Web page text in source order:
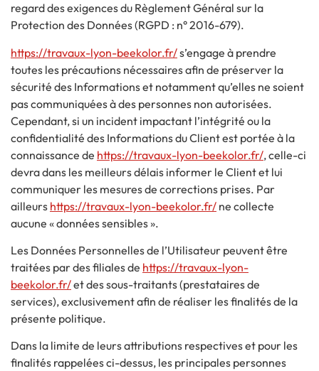
regard des exigences du Règlement Général sur la
Protection des Données (RGPD : n° 2016-679).
https://travaux-lyon-beekolor.fr/s’engage à prendre
toutes les précautions nécessaires afin de préserver la
sécurité des Informations et notamment qu’elles ne soient
pas communiquées à des personnes non autorisées.
Cependant, si un incident impactant l’intégrité ou la
confidentialité des Informations du Client est portée à la
connaissance de https://travaux-lyon-beekolor.fr/, celle-ci
devra dans les meilleurs délais informer le Client et lui
communiquer les mesures de corrections prises. Par
ailleurs https://travaux-lyon-beekolor.fr/ ne collecte
aucune « données sensibles ».
Les Données Personnelles de l’Utilisateur peuvent être
traitées par des filiales de https://travaux-lyon-
beekolor.fr/et des sous-traitants (prestataires de
services), exclusivement afin de réaliser les finalités de la
présente politique.
Dans la limite de leurs attributions respectives et pour les
finalités rappelées ci-dessus, les principales personnes